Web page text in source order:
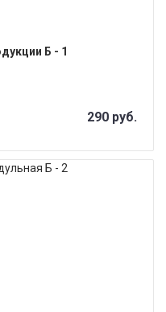
Б - 1
290 руб.